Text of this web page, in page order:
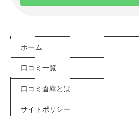
ホーム
口コミ一覧
口コミ倉庫とは
サイトポリシー